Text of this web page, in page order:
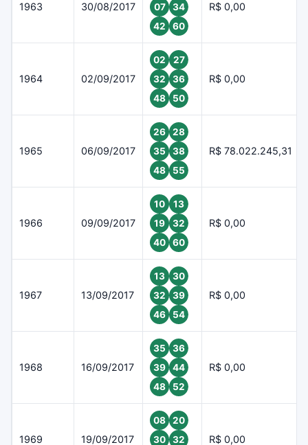
1963 30/08/2017
07
34
42
60
R$ 0,00
1964 02/09/2017
02
27
32
36
48
50
R$ 0,00
1965 06/09/2017
26
28
35
38
48
55
R$ 78.022.245,31
1966 09/09/2017
10
13
19
32
40
60
R$ 0,00
1967 13/09/2017
13
30
32
39
46
54
R$ 0,00
1968 16/09/2017
35
36
39
44
48
52
R$ 0,00
1969 19/09/2017
08
20
30
32 R$ 0,00